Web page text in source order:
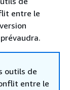
entre le
outils de
entre le